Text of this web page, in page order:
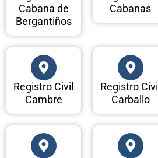
Cabana de
Bergantiños
Cabanas
Registro Civil
Cambre
Registro Civil
Carballo